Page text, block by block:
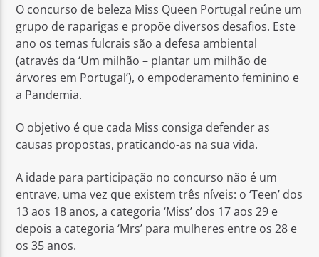
O concurso de beleza Miss Queen Portugal reúne um
grupo de raparigas e propõe diversos desafios. Este
ano os temas fulcrais são a defesa ambiental
(através da ‘Um milhão – plantar um milhão de
árvores em Portugal’), o empoderamento feminino e
a Pandemia.
O objetivo é que cada Miss consiga defender as
causas propostas, praticando-as na sua vida.
A idade para participação no concurso não é um
entrave, uma vez que existem três níveis: o ‘Teen’ dos
13 aos 18 anos, a categoria ‘Miss’ dos 17 aos 29 e
depois a categoria ‘Mrs’ para mulheres entre os 28 e
os 35 anos.